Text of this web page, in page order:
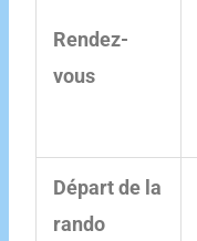
Rendez-
vous
Départ de la
rando